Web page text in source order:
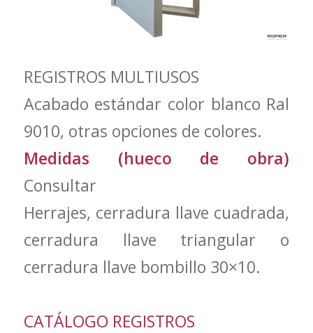
REGISTROS MULTIUSOS
Acabado estándar color blanco Ral
9010, otras opciones de colores.
Medidas (hueco de obra)
Consultar
Herrajes, cerradura llave cuadrada,
cerradura llave triangular o
cerradura llave bombillo 30×10.
CATÁLOGO REGISTROS